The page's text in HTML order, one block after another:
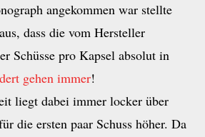
angekommen war stellte
dass die vom Hersteller
Schüsse pro Kapsel absolut in
gehen immer!
liegt dabei immer locker über
die ersten paar Schuss höher. Da